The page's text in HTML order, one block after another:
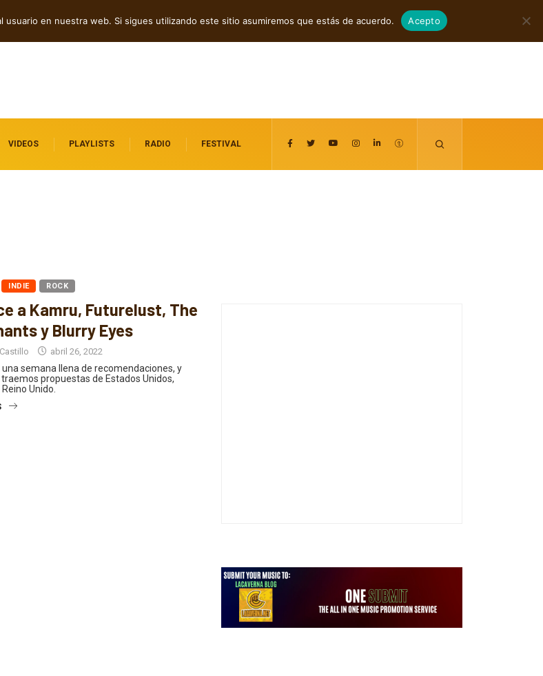
agosto 7, 2026
VIDEOS PLAYLISTS RADIO FESTIVAL
INDIE ROCK
a Kamru, Futurelust, The
y Blurry Eyes
abril 26, 2022
una semana llena de recomendaciones, y
propuestas de Estados Unidos,
Unido.
usuario en nuestra web. Si sigues utilizando este sitio asumiremos que estás de acuerdo. Acepto